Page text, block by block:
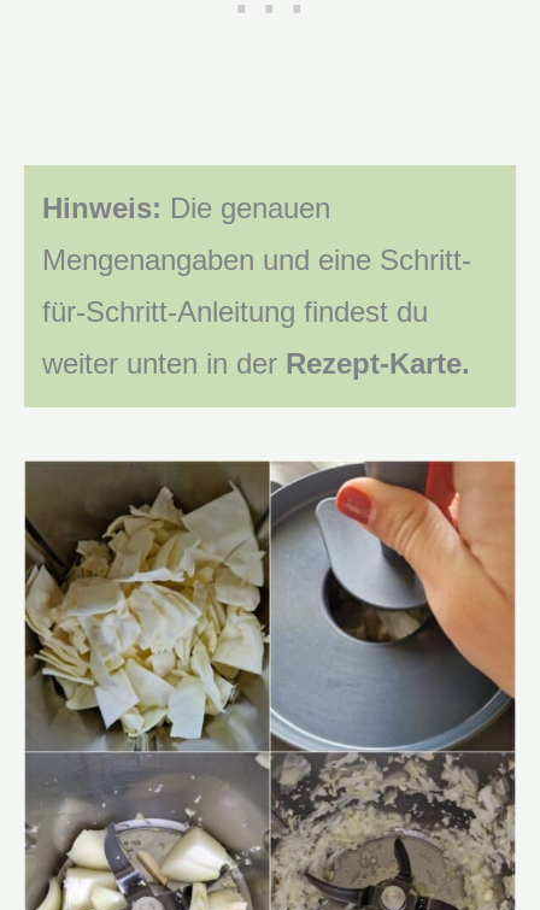
Hinweis: Die genauen
Mengenangaben und eine Schritt-
für-Schritt-Anleitung findest du
weiter unten in der Rezept-Karte.